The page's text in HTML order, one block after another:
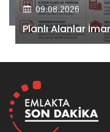
Kiler GYO’dan
önemli adım!